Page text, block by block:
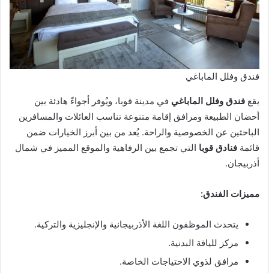
فندق وفلل الماباغي
يقع فندق وفلل الماباغي في مدينة قوبا، ويُوفر أجواءً هادئة بين
أحضان الطبيعة ومرافق إقامة متنوعة تناسب العائلات والمسافرين
الباحثين عن الخصوصية والراحة. يُعد من بين أبرز الخيارات ضمن
قائمة فنادق قوبا التي تجمع بين الرفاهية والموقع المميز في شمال
أذربيجان.
مميزات الفندق:
يتحدث الموظفون اللغة الأذربيجانية والإنجليزية والتركية.
مركز للياقة البدنية.
مرافق لذوي الاحتياجات الخاصة.